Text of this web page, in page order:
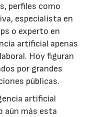
perfiles como
especialista en
o experto en
artificial apenas
Hoy figuran
por grandes
públicas.
artificial
aún más esta